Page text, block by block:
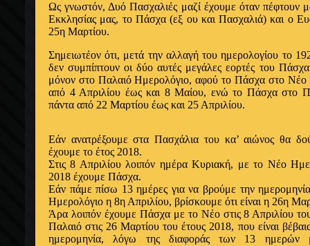
Ως γνωστόν, Δυό Πασχαλιές μαζί έχουμε ότανπέφτουν
Εκκλησίας μας, το Πάσχα (εξ ου και Πασχαλιά) και ο
25η Μαρτίου.
Σημειωτέονότι, μετά την αλλαγήτουημερολογίου το
δεν συμπίπτουν οι δύο αυτές μεγάλεςεορτές του Πάσχα
μόνον στο ΠαλαιόΗμερολόγιο, αφούτο Πάσχα στο
από 4 Απριλίου έωςκαι 8 Μαίου, ενώτο Πάσχα στο
πάντα από 22 Μαρτίου έως και 25 Απριλίου.
Εάν ανατρέξουμεστα Πασχάλια του κα’ αιώνος θα
έχουμε το έτος 2018.
Στις 8 Απριλίου λοιπόν ημέραΚυριακή, με το Νέο
2018 έχουμε Πάσχα.
Εάν πάμε πίσω 13ημέρες για να βρούμε την
Ημερολόγιο η 8η Απριλίου, βρίσκουμε ότι είναι η 26η
Άρα λοιπόν έχουμε Πάσχα με το Νέο στις 8 Απριλίου
Παλαιό στις 26 Μαρτίου τουέτους 2018, που είναι
ημερομηνία, λόγω της διαφοράς των 13 ημερών